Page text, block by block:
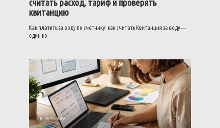
считать расход, тариф и проверять
квитанцию
Как платить за воду по счётчику: как считать Квитанция за воду —
один из
Интересное 0